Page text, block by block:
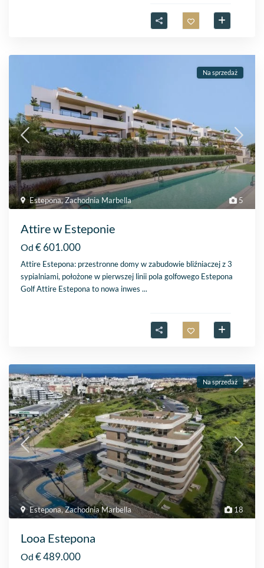
5
Estepona,Zachodnia Marbella
Na sprzedaż
Attire w Esteponie
Od € 601.000
Attire Estepona: przestronne domy w zabudowie bliźniaczej z 3
sypialniami, położone w pierwszej linii pola golfowego Estepona
Golf Attire Estepona to nowa inwes...
18
Estepona,Zachodnia Marbella
Na sprzedaż
Looa Estepona
Od € 489.000